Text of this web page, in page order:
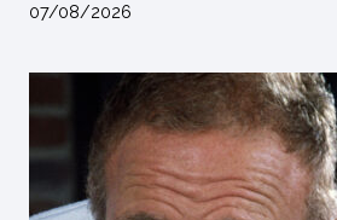
07/08/2026